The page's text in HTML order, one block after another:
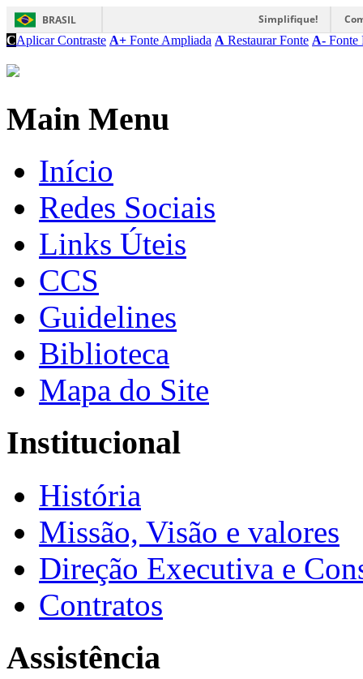
BRASIL Simplifique!
CAplicar Contraste A+ Fonte Ampliada A Restaurar Fonte A- Fonte
Main Menu
Início
Redes Sociais
Links Úteis
CCS
Guidelines
Biblioteca
Mapa do Site
Institucional
História
Missão, Visão e valores
Direção Executiva e
Contratos
Assistência